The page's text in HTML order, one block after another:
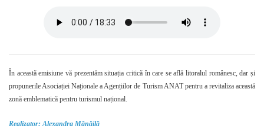
În această emisiune vă prezentăm situația critică în care se află litoralul românesc, dar și
propunerile Asociației Naționale a Agențiilor de Turism ANAT pentru a revitaliza această
zonă emblematică pentru turismul național.
Realizator: Alexandra Mănăilă